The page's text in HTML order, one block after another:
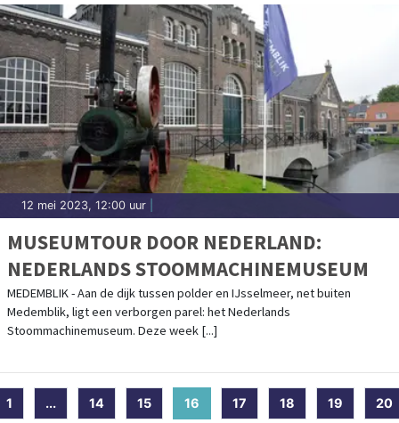
12 mei 2023, 12:00 uur
MUSEUMTOUR DOOR NEDERLAND:
NEDERLANDS STOOMMACHINEMUSEUM
MEDEMBLIK - Aan de dijk tussen polder en IJsselmeer, net buiten
Medemblik, ligt een verborgen parel: het Nederlands
Stoommachinemuseum. Deze week [...]
1 ... 14 15 16 (current)
17 18 19 20